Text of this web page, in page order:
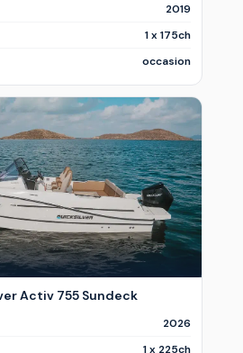
2019
1 x 175ch
occasion
Activ 755 Sundeck
2026
1 x 225ch